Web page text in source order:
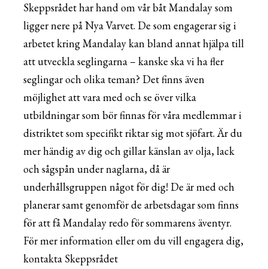
Skeppsrådet har hand om vår båt Mandalay som
ligger nere på Nya Varvet. De som engagerar sig i
arbetet kring Mandalay kan bland annat hjälpa till
att utveckla seglingarna – kanske ska vi ha fler
seglingar och olika teman? Det finns även
möjlighet att vara med och se över vilka
utbildningar som bör finnas för våra medlemmar i
distriktet som specifikt riktar sig mot sjöfart. Är du
mer händig av dig och gillar känslan av olja, lack
och sågspån under naglarna, då är
underhållsgruppen något för dig! De är med och
planerar samt genomför de arbetsdagar som finns
för att få Mandalay redo för sommarens äventyr.
För mer information eller om du vill engagera dig,
kontakta Skeppsrådet